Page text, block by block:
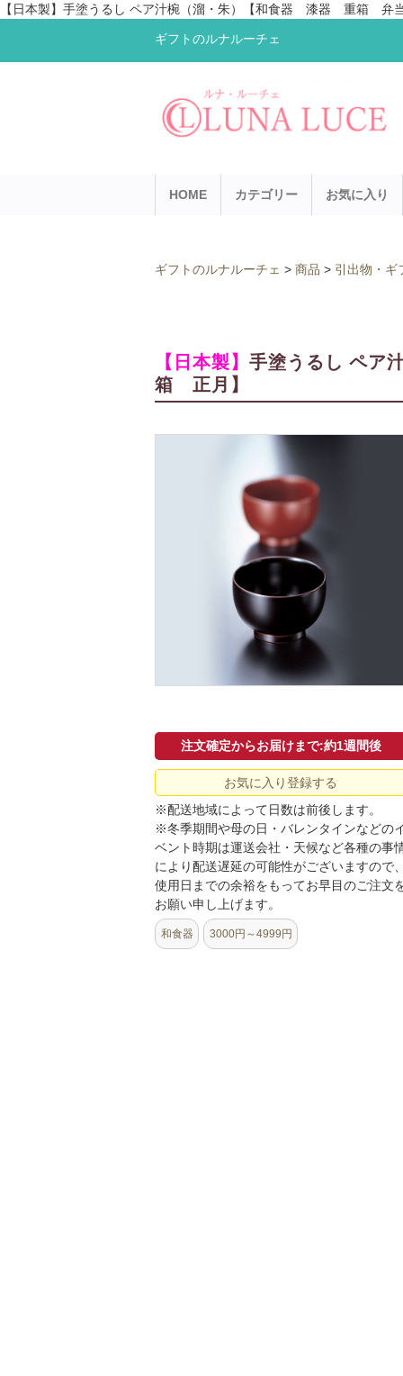
【日本製】手塗うるし ペア汁椀（溜・朱）【和食器 漆器 重箱 弁
ギフトのルナルーチェ
HOME カテゴリー お気に入り
ギフトのルナルーチェ > 商品 > 引出物・ギ
【日本製】 手塗うるし ペ
箱 正月】
注文確定からお届けまで:約1週間後
お気に入り登録する
※配送地域によって日数は前後します。
※冬季期間や母の日・バレンタインなどの
ベント時期は運送会社・天候など各種の事
により配送遅延の可能性がございますので
使用日までの余裕をもってお早目のご注文
お願い申し上げます。
和食器 3000円～4999円